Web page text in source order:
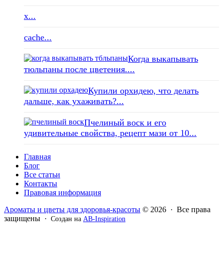
x...
cache...
Когда выкапывать
тюльпаны после цветения....
Купили орхидею, что делать
дальше, как ухаживать?...
Пчелиный воск и его
удивительные свойства, рецепт мази от 10...
Главная
Блог
Все статьи
Контакты
Правовая информация
Ароматы и цветы для здоровья-красоты © 2026 · Все права
защищены · Создан на AB-Inspiration